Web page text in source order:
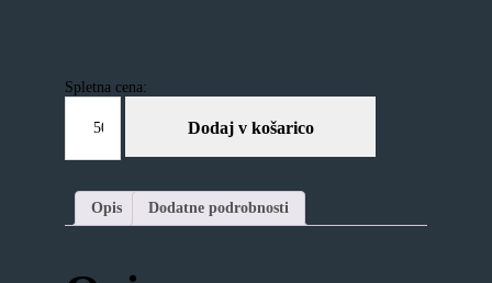
Spletna cena:
svinčnik
3140
Dodaj v košarico
Opis Dodatne podrobnosti